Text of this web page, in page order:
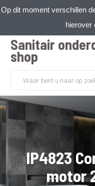
Op dit moment verschillen
hierover
Sanitair
shop
IP4823
motor